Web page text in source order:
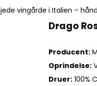
vingårde i Italien –
Drago
Producent:
Oprindelse:
Druer: 100%